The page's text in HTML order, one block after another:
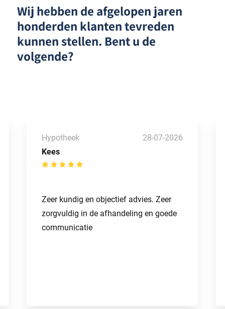
Wij hebben de afgelopen jaren
honderden klanten tevreden
kunnen stellen. Bent u de
volgende?
Kees
Hypotheek 28-07-2026
Zeer kundig en objectief advies. Zeer
zorgvuldig in de afhandeling en goede
communicatie